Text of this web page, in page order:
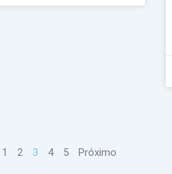
1 2 3 4 5 Próximo